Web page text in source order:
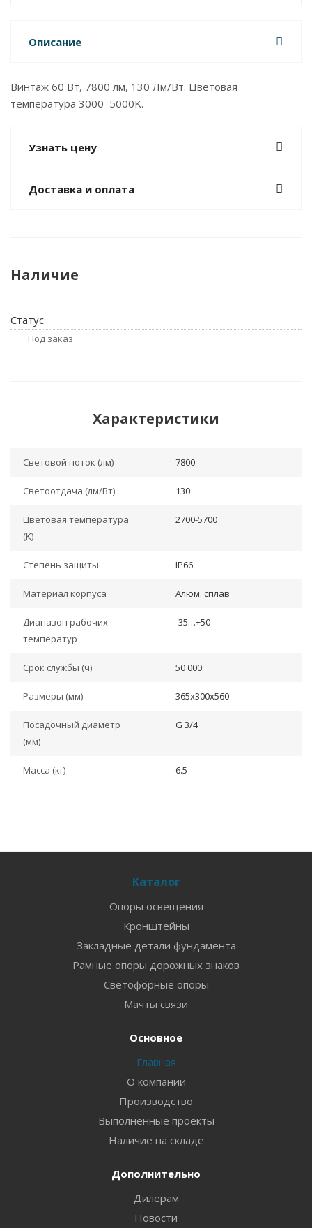
Описание
Винтаж 60 Вт, 7800 лм, 130 Лм/Вт. Цветовая
температура 3000–5000K.
Узнать цену
Доставка и оплата
Наличие
Статус
Под заказ
Характеристики
Световой поток (лм) 7800
Светоотдача (лм/Вт) 130
Цветовая температура
(K)
2700-5700
Степень защиты IP66
Материал корпуса Алюм. сплав
Диапазон рабочих
температур
-35…+50
Срок службы (ч) 50 000
Размеры (мм) 365x300x560
Посадочный диаметр
(мм)
G 3/4
Масса (кг) 6.5
Каталог
Опоры освещения
Кронштейны
Закладные детали фундамента
Рамные опоры дорожных знаков
Светофорные опоры
Мачты связи
Основное
Главная
О компании
Производство
Выполненные проекты
Наличие на складе
Дополнительно
Дилерам
Новости